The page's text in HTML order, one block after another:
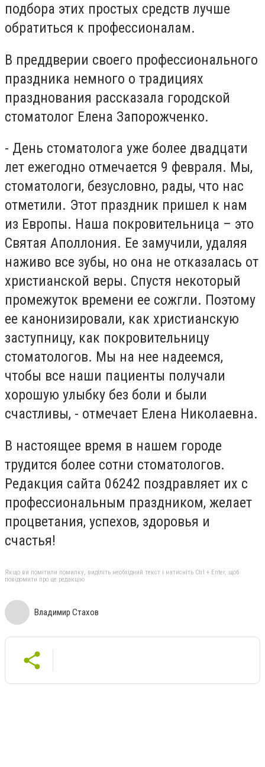
подбора этих простых средств лучше
обратиться к профессионалам.
В преддверии своего профессионального
праздника немного о традициях
празднования рассказала городской
стоматолог Елена Запорожченко.
- День стоматолога уже более двадцати
лет ежегодно отмечается 9 февраля. Мы,
стоматологи, безусловно, рады, что нас
отметили. Этот праздник пришел к нам
из Европы. Наша покровительница – это
Святая Аполлония. Ее замучили, удаляя
наживо все зубы, но она не отказалась от
христианской веры. Спустя некоторый
промежуток времени ее сожгли. Поэтому
ее канонизировали, как христианскую
заступницу, как покровительницу
стоматологов. Мы на нее надеемся,
чтобы все наши пациенты получали
хорошую улыбку без боли и были
счастливы, - отмечает Елена Николаевна.
В настоящее время в нашем городе
трудится более сотни стоматологов.
Редакция сайта 06242 поздравляет их с
профессиональным праздником, желает
процветания, успехов, здоровья и
счастья!
Якщо ви помітили помилку, виділіть необхідний текст і натисніть Ctrl + Enter, щоб
повідомити про це редакцію
Владимир Стахов